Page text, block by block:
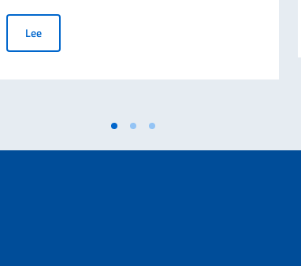
LeeActualización del videojuego para dispositivos móviles